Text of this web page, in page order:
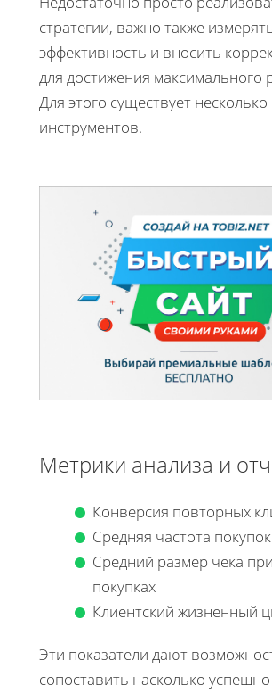
стратегии, важно также
эффективность и вносить
для достижения максимального
Для этого существует
инструментов.
Метрики анализа и
Конверсия повторных
Средняя частота покупок
Средний размер чека
покупках
Клиентский жизненный
Эти показатели дают
сопоставить насколько